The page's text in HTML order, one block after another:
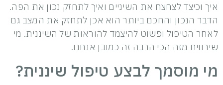
איך וכיצד לצחצח את השיניים ואיך לתחזק נכון את הפה.
הדבר הנכון והחכם ביותר הוא אכן לתחזק את המצב גם
לאחר הטיפול ופשוט להיצמד להוראות של השיננית. מי
שירוויח מזה הכי הרבה זה כמובן אנחנו.
מי מוסמך לבצע טיפול שיננית?